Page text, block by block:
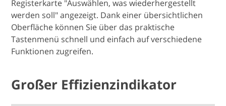
Registerkarte "Auswählen, was wiederhergestellt
werden soll" angezeigt. Dank einer übersichtlichen
Oberfläche können Sie über das praktische
Tastenmenü schnell und einfach auf verschiedene
Funktionen zugreifen.
Großer Effizienzindikator